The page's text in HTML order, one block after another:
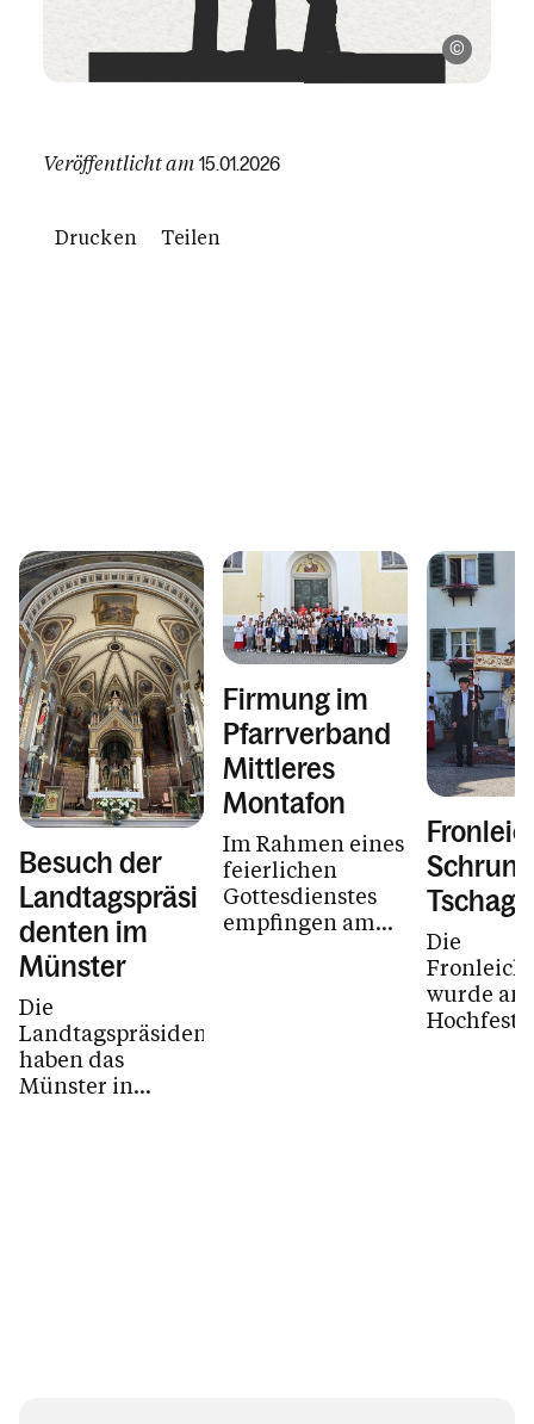
Veröffentlicht am 15.01.2026
Drucken Teilen
Besuch der
Landtagspräsi
denten im
Münster
Die
Landtagspräsidenten
haben das
Münster in
Firmung im
Pfarrverband
Mittleres
Montafon
Im Rahmen eines
feierlichen
Gottesdienstes
empfingen am
Die
wurde am
Hochfest